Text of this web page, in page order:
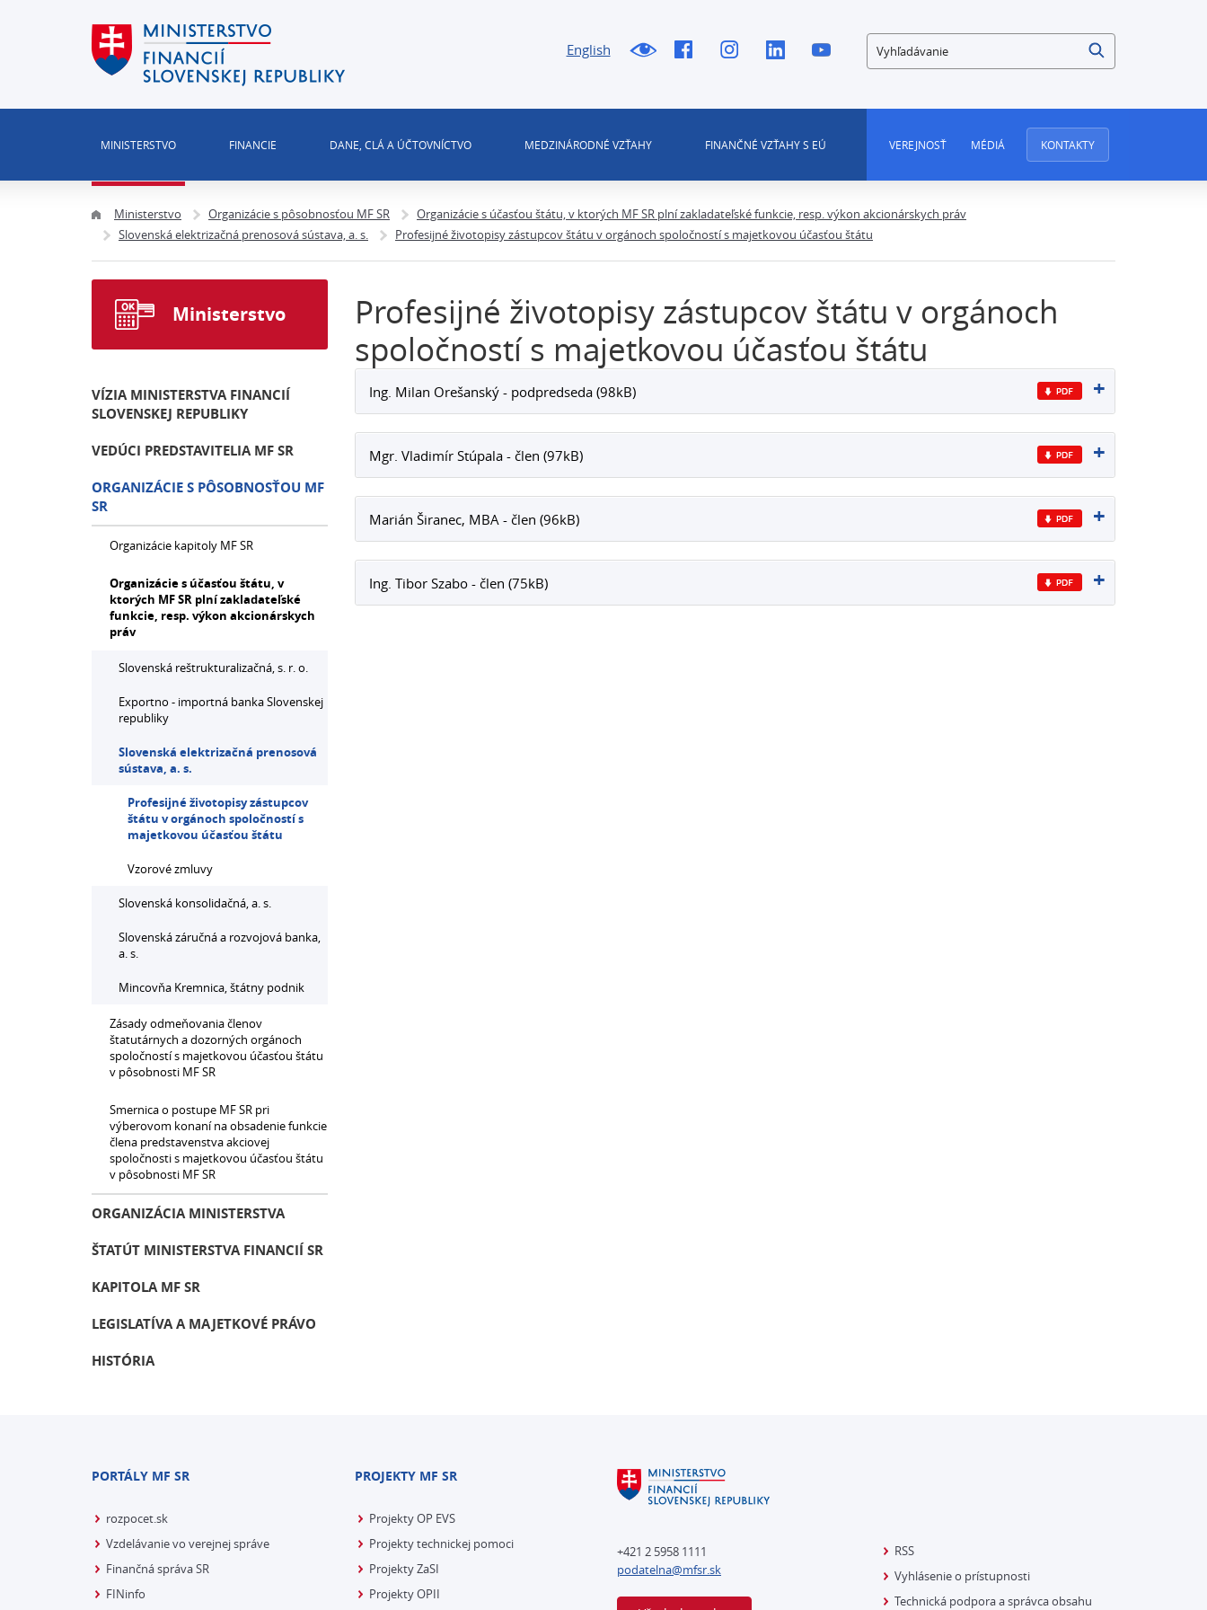
English Vyhľadávanie
MINISTERSTVO FINANCIE DANE, CLÁ A ÚČTOVNÍCTVO MEDZINÁRODNÉ VZŤAHY FINANČNÉ VZŤAHY S EÚ VEREJNOSŤ MÉDIÁ KONTAKTY
Ministerstvo Organizácie s pôsobnosťou MF SR
Organizácie s účasťou štátu, v ktorých MF SR plní zakladateľské funkcie, resp. výkon akcionárskych práv
Slovenská elektrizačná prenosová sústava, a. s.
Profesijné životopisy zástupcov štátu v orgánoch spoločností s majetkovou účasťou štátu
Profesijné životopisy zástupcov štátu v orgánoch
spoločností s majetkovou účasťou štátu
Ing. Milan Orešanský - podpredseda (98kB)
Mgr. Vladimír Stúpala - člen (97kB)
Marián Širanec, MBA - člen (96kB)
Ing. Tibor Szabo - člen (75kB)
Ministerstvo
VÍZIA MINISTERSTVA FINANCIÍ
SLOVENSKEJ REPUBLIKY
VEDÚCI PREDSTAVITELIA MF SR
ORGANIZÁCIE S PÔSOBNOSŤOU MF
SR
Organizácie kapitoly MF SR
Organizácie s účasťou štátu, v
ktorých MF SR plní zakladateľské
funkcie, resp. výkon akcionárskych
práv
Slovenská reštrukturalizačná, s. r. o.
Exportno - importná banka Slovenskej
republiky
Slovenská elektrizačná prenosová
sústava, a. s.
Profesijné životopisy zástupcov
štátu v orgánoch spoločností s
majetkovou účasťou štátu
Vzorové zmluvy
Slovenská konsolidačná, a. s.
Slovenská záručná a rozvojová banka,
a. s.
Mincovňa Kremnica, štátny podnik
Zásady odmeňovania členov
štatutárnych a dozorných orgánoch
spoločností s majetkovou účasťou štátu
v pôsobnosti MF SR
Smernica o postupe MF SR pri
výberovom konaní na obsadenie funkcie
člena predstavenstva akciovej
spoločnosti s majetkovou účasťou štátu
v pôsobnosti MF SR
ORGANIZÁCIA MINISTERSTVA
ŠTATÚT MINISTERSTVA FINANCIÍ SR
KAPITOLA MF SR
LEGISLATÍVA A MAJETKOVÉ PRÁVO
HISTÓRIA
PORTÁLY MF SR
rozpocet.sk
Vzdelávanie vo verejnej správe
Finančná správa SR
FINinfo
PROJEKTY MF SR
Projekty OP EVS
Projekty technickej pomoci
Projekty ZaSI
Projekty OPII
+421 2 5958 1111
podatelna@mfsr.sk
RSS
Vyhlásenie o prístupnosti
Technická podpora a správca obsahu